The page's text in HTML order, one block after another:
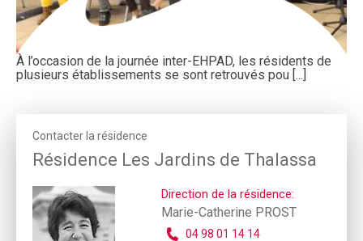
À l’occasion de la journée inter-EHPAD, les résidents de
plusieurs établissements se sont retrouvés pou [...]
Contacter la résidence
Résidence Les Jardins de Thalassa
Direction de la résidence:
Marie-Catherine PROST
04 98 01 14 14